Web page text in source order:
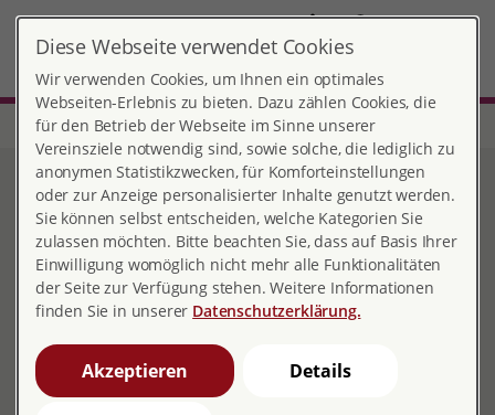
DE
Start Mecklenburg-Vorpommern Beratungsstelle Neubrandenburg
Beratungsstelle
Neubrandenburg
Kontakt
17036 Neubrandenburg
Diese Webseite verwendet Cookies
Wir verwenden Cookies, um Ihnen ein optimales
Webseiten-Erlebnis zu bieten. Dazu zählen Cookies, die
für den Betrieb der Webseite im Sinne unserer
Vereinsziele notwendig sind, sowie solche, die lediglich zu
anonymen Statistikzwecken, für Komforteinstellungen
oder zur Anzeige personalisierter Inhalte genutzt werden.
Sie können selbst entscheiden, welche Kategorien Sie
zulassen möchten. Bitte beachten Sie, dass auf Basis Ihrer
Einwilligung womöglich nicht mehr alle Funktionalitäten
der Seite zur Verfügung stehen. Weitere Informationen
finden Sie in unserer Datenschutzerklärung.
Akzeptieren Details